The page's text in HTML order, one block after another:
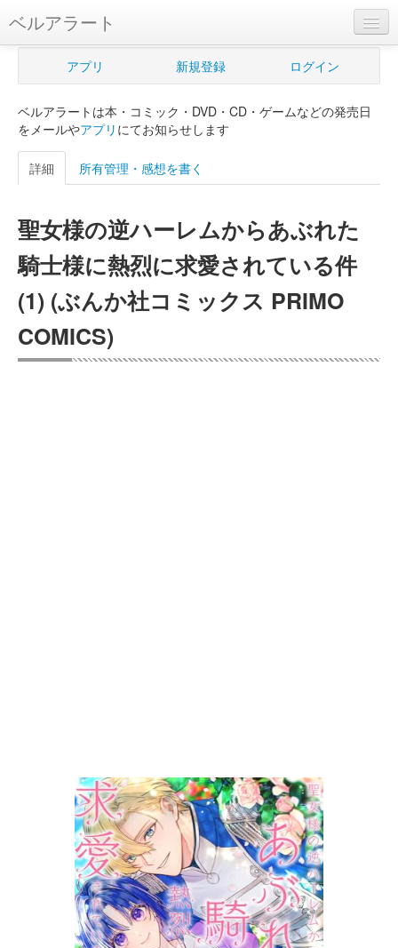
ベルアラート
ベルアラートとは
新規登録
ログイン
購入管理
Myシェルフ
プレミアム
アプリ 新規登録 ログイン
ベルアラートは本・コミック・DVD・CD・ゲームなどの発売日
をメールやアプリ にてお知らせします
詳細 所有管理・感想を書く
聖女様の逆ハーレムからあぶれた
騎士様に熱烈に求愛されている件
(1) (ぶんか社コミックス PRIMO
COMICS)